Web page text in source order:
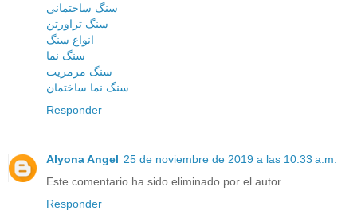
سنگ ساختمانی
سنگ تراورتن
انواع سنگ
سنگ نما
سنگ مرمریت
سنگ نما ساختمان
Responder
Alyona Angel 25 de noviembre de 2019 a las 10:33 a.m.
Este comentario ha sido eliminado por el autor.
Responder